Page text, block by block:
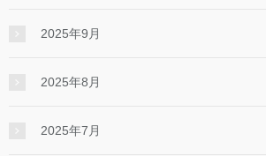
2025年9月
2025年8月
2025年7月